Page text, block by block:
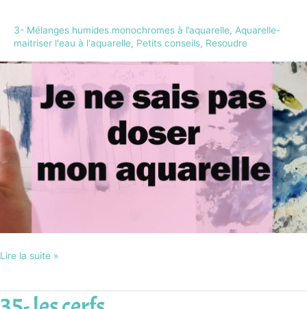
3- Mélanges humides monochromes à l’aquarelle, Aquarelle-
maitriser l'eau à l'aquarelle, Petits conseils, Resoudre
pinceau
Lire la suite »
35-